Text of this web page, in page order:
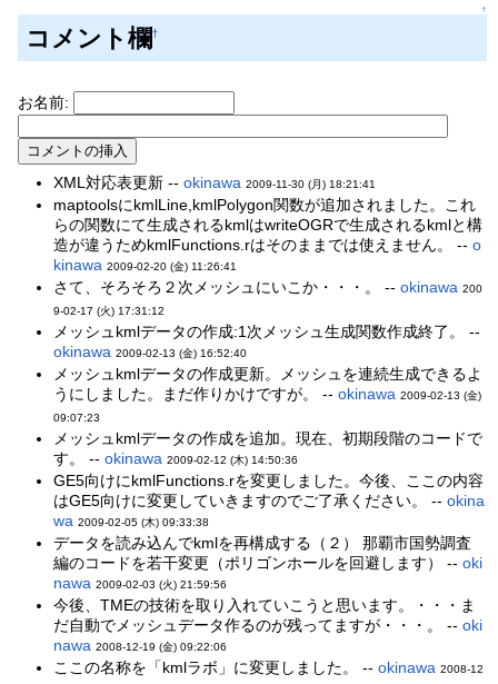
↑
コメント欄 †
お名前:
XML対応表更新 --okinawa 2009-11-30 (月) 18:21:41
maptoolsにkmlLine,kmlPolygon関数が追加されました。これ
らの関数にて生成されるkmlはwriteOGRで生成されるkmlと構
造が違うためkmlFunctions.rはそのままでは使えません。 --o
kinawa 2009-02-20 (金) 11:26:41
さて、そろそろ２次メッシュにいこか・・・。 --okinawa 200
9-02-17 (火) 17:31:12
メッシュkmlデータの作成:1次メッシュ生成関数作成終了。 --
okinawa 2009-02-13 (金) 16:52:40
メッシュkmlデータの作成更新。メッシュを連続生成できるよ
うにしました。まだ作りかけですが。 --okinawa 2009-02-13 (金)
09:07:23
メッシュkmlデータの作成を追加。現在、初期段階のコードで
す。 --okinawa 2009-02-12 (木) 14:50:36
GE5向けにkmlFunctions.rを変更しました。今後、ここの内容
はGE5向けに変更していきますのでご了承ください。 --okina
wa 2009-02-05 (木) 09:33:38
データを読み込んでkmlを再構成する（２） 那覇市国勢調査
編のコードを若干変更（ポリゴンホールを回避します） --oki
nawa 2009-02-03 (火) 21:59:56
今後、TMEの技術を取り入れていこうと思います。・・・ま
だ自動でメッシュデータ作るのが残ってますが・・・。 --oki
nawa 2008-12-19 (金) 09:22:06
ここの名称を「kmlラボ」に変更しました。 --okinawa 2008-12